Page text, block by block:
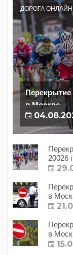
ДОРОГА ОНЛАЙН
Перекрытие
в Москве
20026
в
в